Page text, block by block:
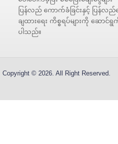
ပြန်လည် ကောက်ခံခြင်းနှင့် ပြန်လည်
ချထားရေး ကိစ္စရပ်များကို ဆောင်ရွ
ပါသည်။
Copyright © 2026. All Right Reserved.